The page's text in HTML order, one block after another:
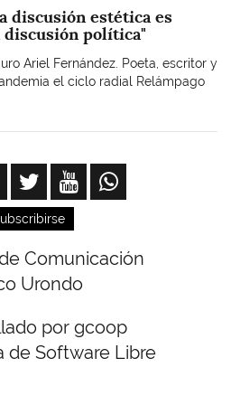
discusión estética es
política"
Ariel Fernández. Poeta, escritor y
el ciclo radial Relámpago
Comunicación
Urondo
por gcoop
de Software Libre